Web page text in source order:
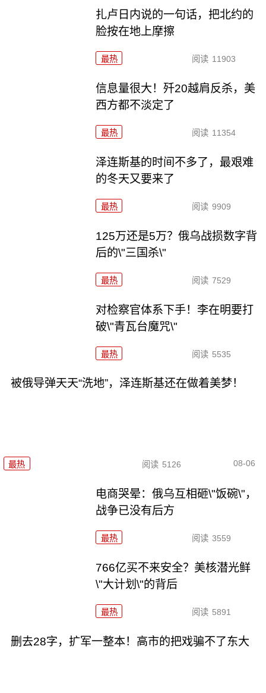
扎卢日内说的一句话，把北约的
脸按在地上摩擦
最热 阅读 11903
信息量很大！歼20越肩反杀，美
西方都不淡定了
最热 阅读 11354
泽连斯基的时间不多了，最艰难
的冬天又要来了
最热 阅读 9909
125万还是5万？俄乌战损数字背
后的\"三国杀\"
最热 阅读 7529
对检察官体系下手！李在明要打
破\"青瓦台魔咒\"
最热 阅读 5535
被俄导弹天天“洗地”，泽连斯基还在做着美梦！
最热 阅读 5126 08-06
电商哭晕：俄乌互相砸\"饭碗\"，
战争已没有后方
最热 阅读 3559
766亿买不来安全？美核潜光鲜
\"大计划\"的背后
最热 阅读 5891
删去28字，扩军一整本！高市的把戏骗不了东大